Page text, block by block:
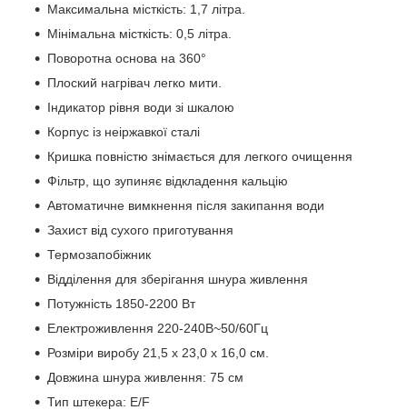
Максимальна місткість: 1,7 літра.
Мінімальна місткість: 0,5 літра.
Поворотна основа на 360°
Плоский нагрівач легко мити.
Індикатор рівня води зі шкалою
Корпус із неіржавкої сталі
Кришка повністю знімається для легкого очищення
Фільтр, що зупиняє відкладення кальцію
Автоматичне вимкнення після закипання води
Захист від сухого приготування
Термозапобіжник
Відділення для зберігання шнура живлення
Потужність 1850-2200 Вт
Електроживлення 220-240В~50/60Гц
Розміри виробу 21,5 х 23,0 х 16,0 см.
Довжина шнура живлення: 75 см
Тип штекера: E/F